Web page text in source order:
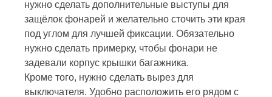
нужно сделать дополнительные выступы для
защёлок фонарей и желательно сточить эти края
под углом для лучшей фиксации. Обязательно
нужно сделать примерку, чтобы фонари не
задевали корпус крышки багажника.
Кроме того, нужно сделать вырез для
выключателя. Удобно расположить его рядом с